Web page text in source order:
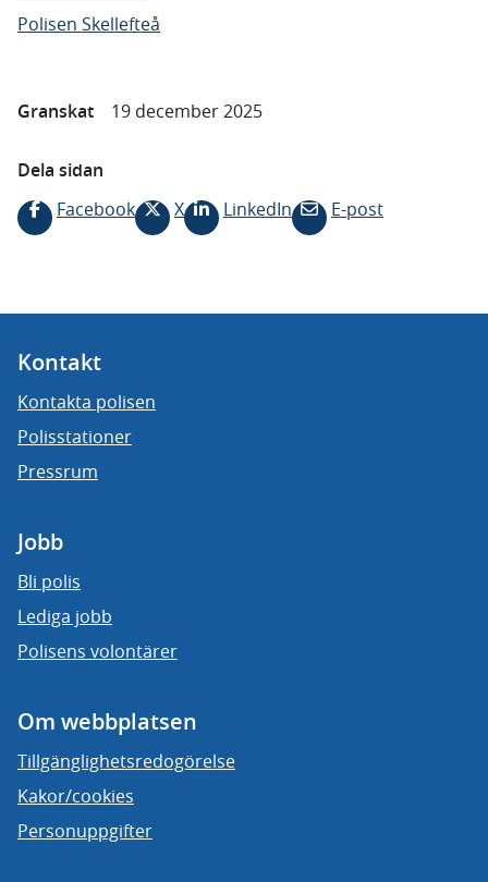
Polisen Skellefteå
Granskat 19 december 2025
Dela sidan
Facebook
X LinkedIn E-post
Kontakt
Kontakta polisen
Polisstationer
Pressrum
Jobb
Bli polis
Lediga jobb
Polisens volontärer
Om webbplatsen
Tillgänglighetsredogörelse
Kakor/cookies
Personuppgifter